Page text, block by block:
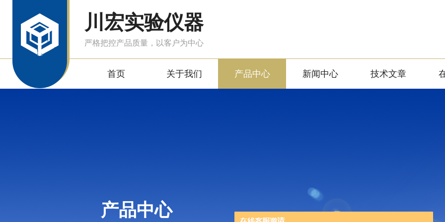
川宏实验仪器
严格把控产品质量，以客户为中心
首页 关于我们 产品中心 新闻中心 技术文章
产品中心